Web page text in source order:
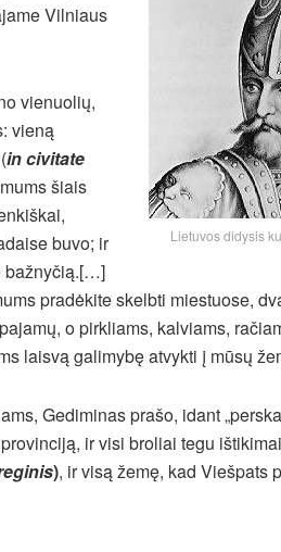
Lietuvos didysis
Vilniaus
vienuolių,
vieną
in civitate
šiais
buvo; ir
bažnyčią.[…]
pradėkite skelbti miestuose,
o pirkliams, kalviams,
laisvą galimybę atvykti į mūsų
Gediminas prašo, idant
ir visi broliai tegu
), ir visą žemę, kad Viešpats